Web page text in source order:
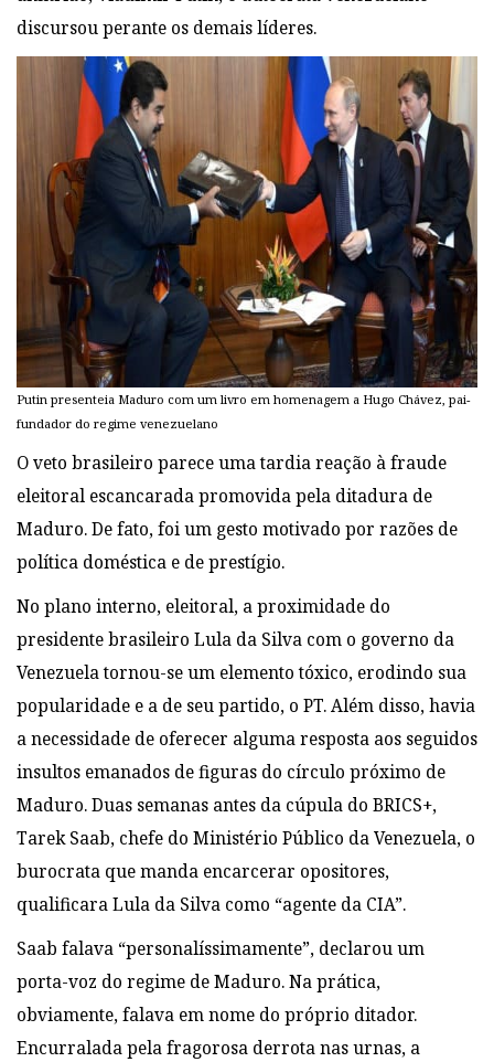
discursou perante os demais líderes.
Putin presenteia Maduro com um livro em homenagem a Hugo Chávez, pai-
fundador do regime venezuelano
O veto brasileiro parece uma tardia reação à fraude
eleitoral escancarada promovida pela ditadura de
Maduro. De fato, foi um gesto motivado por razões de
política doméstica e de prestígio.
No plano interno, eleitoral, a proximidade do
presidente brasileiro Lula da Silva com o governo da
Venezuela tornou-se um elemento tóxico, erodindo sua
popularidade e a de seu partido, o PT. Além disso, havia
a necessidade de oferecer alguma resposta aos seguidos
insultos emanados de figuras do círculo próximo de
Maduro. Duas semanas antes da cúpula do BRICS+,
Tarek Saab, chefe do Ministério Público da Venezuela, o
burocrata que manda encarcerar opositores,
qualificara Lula da Silva como “agente da CIA”.
Saab falava “personalíssimamente”, declarou um
porta-voz do regime de Maduro. Na prática,
obviamente, falava em nome do próprio ditador.
Encurralada pela fragorosa derrota nas urnas, a